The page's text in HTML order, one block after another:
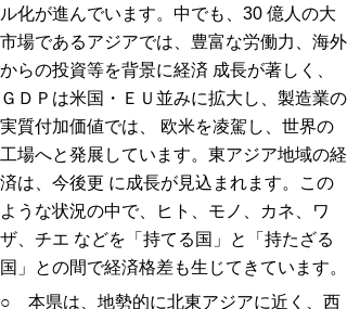
ル化が進んでいます。中でも、30 億人の大
市場であるアジアでは、豊富な労働力、海外
からの投資等を背景に経済 成長が著しく、
ＧＤＰは米国・ＥＵ並みに拡大し、製造業の
実質付加価値では、 欧米を凌駕し、世界の
工場へと発展しています。東アジア地域の経
済は、今後更 に成長が見込まれます。この
ような状況の中で、ヒト、モノ、カネ、ワ
ザ、チエ などを「持てる国」と「持たざる
国」との間で経済格差も生じてきています。
○ 本県は、地勢的に北東アジアに近く、西